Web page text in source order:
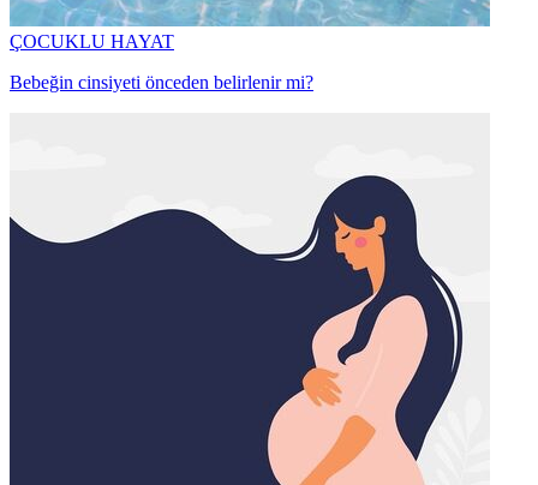
ÇOCUKLU HAYAT
Bebeğin cinsiyeti önceden belirlenir mi?